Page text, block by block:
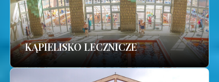
KĄPIELISKO LECZNICZE